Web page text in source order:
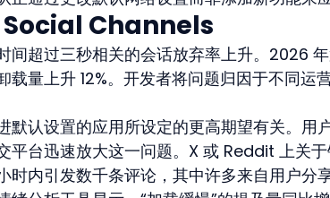
Channels
间超过三秒相关的会话放弃率上升。2026
量上升 12%。开发者将问题归因于不同运
默认设置的应用所设定的更高期望有关。用
平台迅速放大这一问题。X 或 Reddit 上关
时内引发数千条评论，其中许多来自用户分